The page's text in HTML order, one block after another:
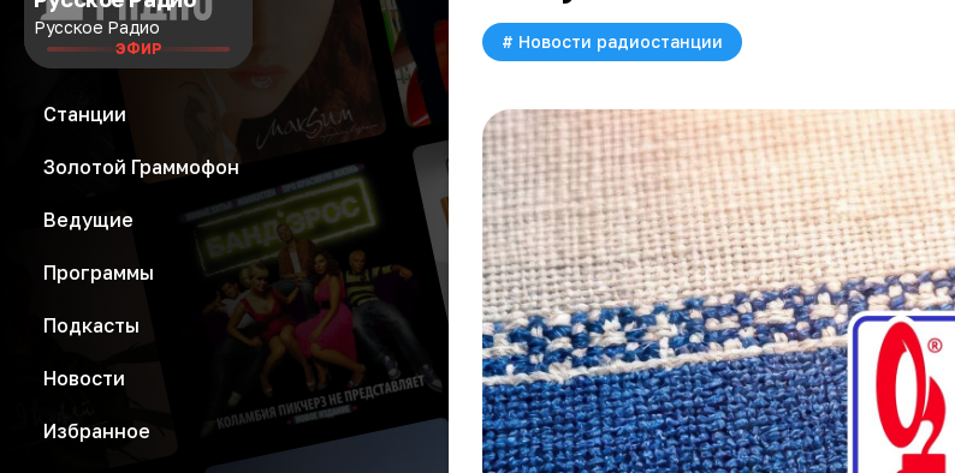
Русское Радио
ЭФИР
Станции
Золотой Граммофон
Ведущие
Программы
Подкасты
Новости
Избранное
# Новости радиостанции